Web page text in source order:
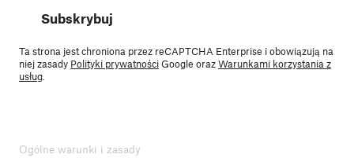
Subskrybuj
Ta strona jest chroniona przez reCAPTCHA Enterprise i obowiązują na
niej zasady Polityki prywatnościGoogle orazWarunkami korzystania z
usług
Ogólne warunki i zasady